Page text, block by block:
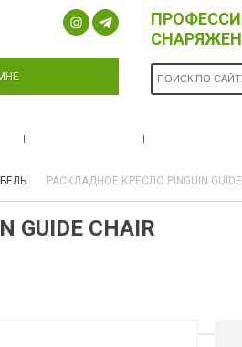
РАСКЛАДНОЕ КРЕСЛО PINGUIN GUIDE
CHAIR